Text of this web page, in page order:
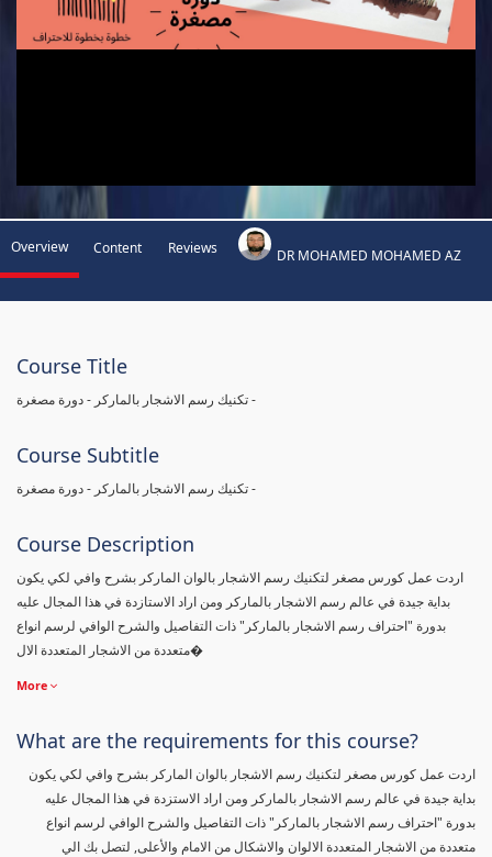
Overview Content Reviews DR MOHAMED MOHAMED AZ
Course Title
تكنيك رسم الاشجار بالماركر - دورة مصغرة -
Course Subtitle
تكنيك رسم الاشجار بالماركر - دورة مصغرة -
Course Description
اردت عمل كورس مصغر لتكنيك رسم الاشجار بالوان الماركر بشرح وافي لكي يكون
بداية جيدة في عالم رسم الاشجار بالماركر ومن اراد الاستازدة في هذا المجال عليه
بدورة "احتراف رسم الاشجار بالماركر" ذات التفاصيل والشرح الوافي لرسم انواع
متعددة من الاشجار المتعددة الال�
More
What are the requirements for this course?
اردت عمل كورس مصغر لتكنيك رسم الاشجار بالوان الماركر بشرح وافي لكي يكون
بداية جيدة في عالم رسم الاشجار بالماركر ومن اراد الاستزدة في هذا المجال عليه
بدورة "احتراف رسم الاشجار بالماركر" ذات التفاصيل والشرح الوافي لرسم انواع
متعددة من الاشجار المتعددة الالوان والاشكال من الامام والأعلى, لتصل بك الي